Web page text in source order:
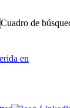
Cuadro de
en